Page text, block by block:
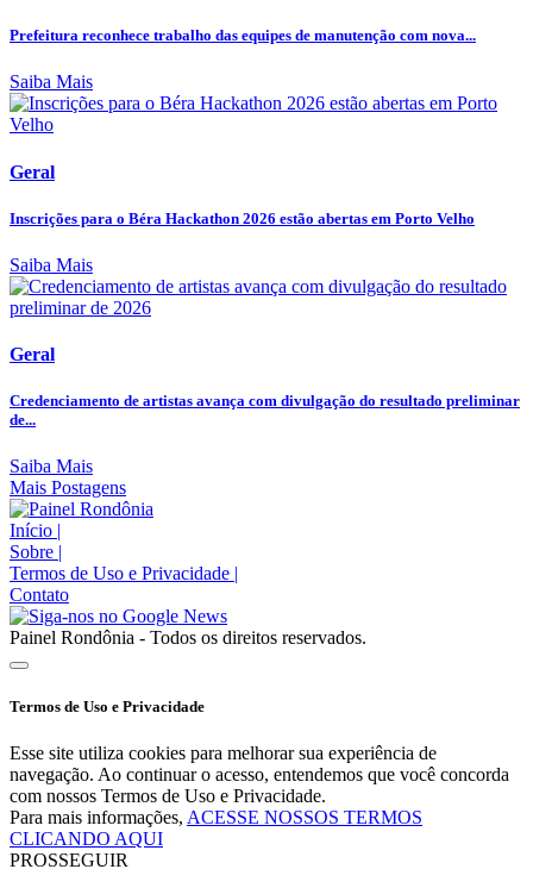
Prefeitura reconhece trabalho das equipes de manutenção com nova...
Saiba Mais
Geral
Inscrições para o Béra Hackathon 2026 estão abertas em Porto Velho
Saiba Mais
Geral
Credenciamento de artistas avança com divulgação do resultado preliminar
de...
Saiba Mais
Mais Postagens
Início
Sobre
Termos de Uso e Privacidade
Contato
Painel Rondônia - Todos os direitos reservados.
Termos de Uso e Privacidade
Esse site utiliza cookies para melhorar sua experiência de
navegação. Ao continuar o acesso, entendemos que você concorda
com nossos Termos de Uso e Privacidade.
Para mais informações, ACESSE NOSSOS TERMOS
CLICANDO AQUI
PROSSEGUIR